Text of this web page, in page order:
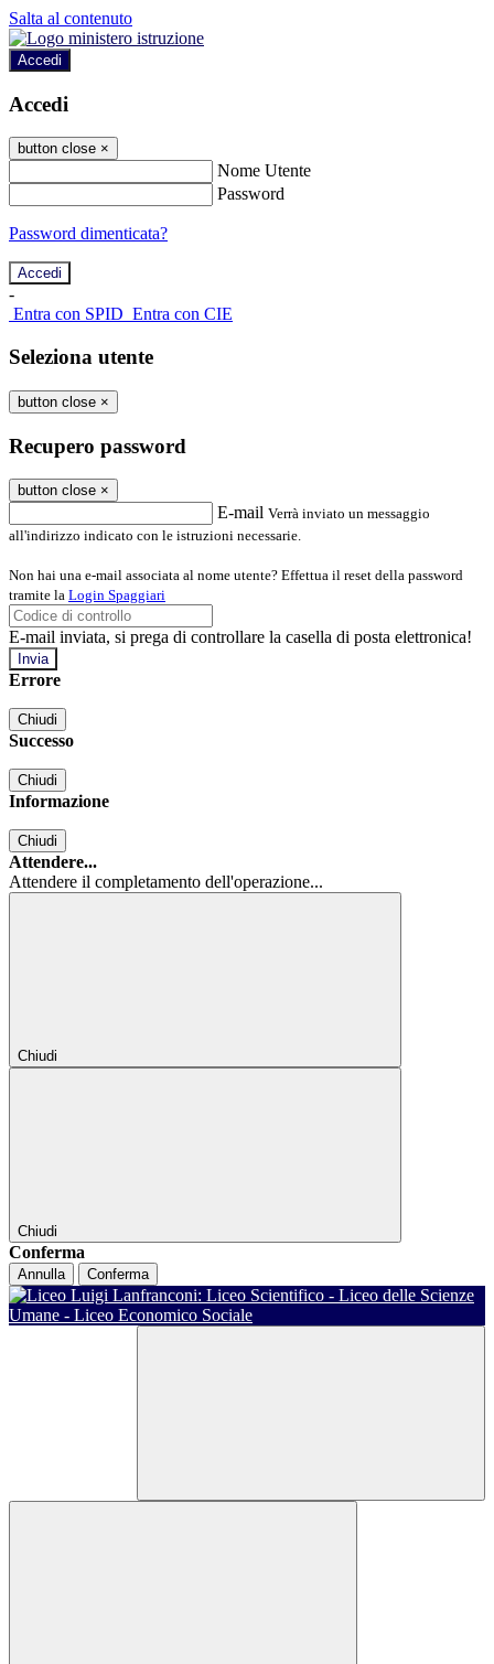
Salta al contenuto
Accedi
Accedi
button close ×
Nome Utente
Password
Password dimenticata?
-
Entra con SPID Entra con CIE
Seleziona utente
button close ×
Recupero password
button close ×
E-mail Verrà inviato un messaggio
all'indirizzo indicato con le istruzioni necessarie.
Non hai una e-mail associata al nome utente? Effettua il reset della password
tramite la Login Spaggiari
E-mail inviata, si prega di controllare la casella di posta elettronica!
Errore
Chiudi
Successo
Chiudi
Informazione
Chiudi
Attendere...
Attendere il completamento dell'operazione...
Chiudi
Chiudi
Conferma
Annulla Conferma